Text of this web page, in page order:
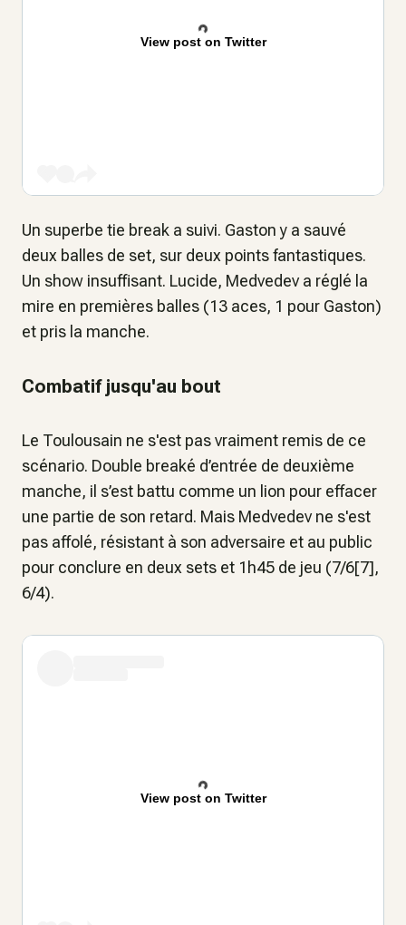
View post on Twitter
Un superbe tie break a suivi. Gaston y a sauvé
deux balles de set, sur deux points fantastiques.
Un show insuffisant. Lucide, Medvedev a réglé la
mire en premières balles (13 aces, 1 pour Gaston)
et pris la manche.
Combatif jusqu'au bout
Le Toulousain ne s'est pas vraiment remis de ce
scénario. Double breaké d’entrée de deuxième
manche, il s’est battu comme un lion pour effacer
une partie de son retard. Mais Medvedev ne s'est
pas affolé, résistant à son adversaire et au public
pour conclure en deux sets et 1h45 de jeu (7/6[7],
6/4).
View post on Twitter